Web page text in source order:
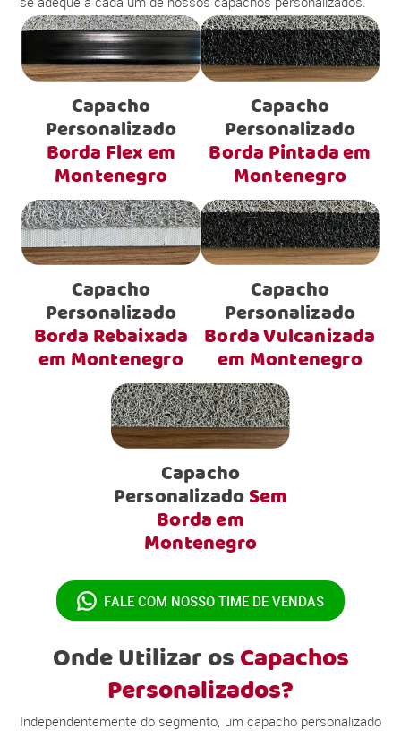
Capacho
Personalizado
Borda Flex em
Montenegro
Capacho
Personalizado
Borda Pintada em
Montenegro
Capacho
Personalizado
Borda Rebaixada
em Montenegro
Capacho
Personalizado
Borda Vulcanizada
em Montenegro
Capacho
PersonalizadoSem
Borda em
Montenegro
FALE COM NOSSO TIME DE VENDAS
Onde Utilizar osCapachos
Personalizados?
Independentemente do segmento, um capacho personalizado